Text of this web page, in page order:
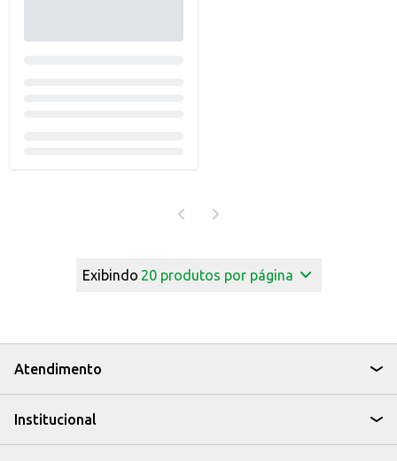
Exibindo 20produtos por página
Atendimento
Institucional